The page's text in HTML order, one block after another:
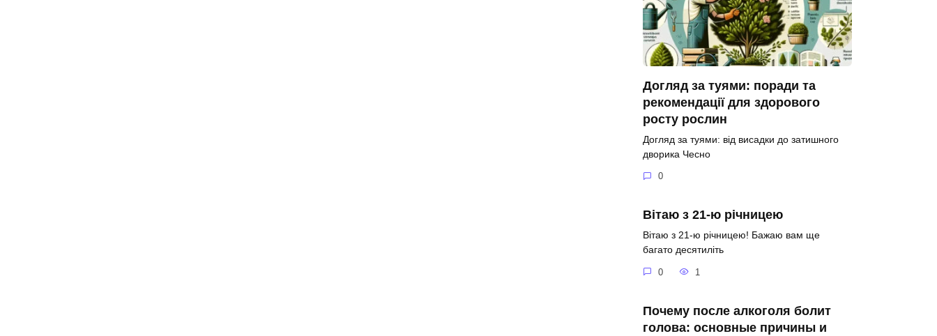
Догляд за туями: поради та
рекомендації для здорового
росту рослин
Догляд за туями: від висадки до затишного
дворика Чесно
0
Вітаю з 21‑ю річницею
Вітаю з 21‑ю річницею! Бажаю вам ще
багато десятиліть
0 1
Почему после алкоголя болит
голова: основные причины и